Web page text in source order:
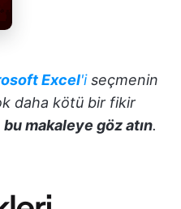
Excel'iseçmenin
daha kötü bir fikir
bu makaleye göz atın.